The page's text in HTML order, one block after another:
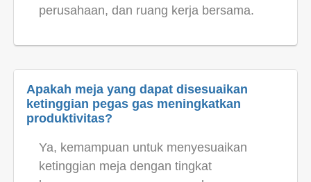
perusahaan, dan ruang kerja bersama.
Apakah meja yang dapat disesuaikan
ketinggian pegas gas meningkatkan
produktivitas?
Ya, kemampuan untuk menyesuaikan
ketinggian meja dengan tingkat